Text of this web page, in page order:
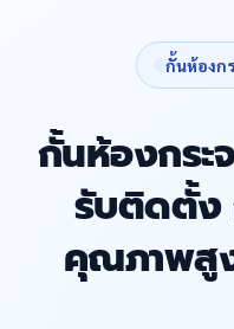
กั้นห้องก
กั้นห้องกระ
รับติดตั้ง
คุณภาพสู